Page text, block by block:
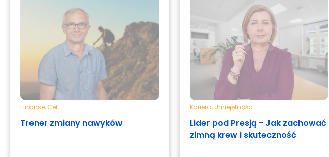
Finanse, Cel
Trener zmiany nawyków
Kariera,Umiejętności
Lider pod Presją - Jak zachować
zimną krew i skuteczność